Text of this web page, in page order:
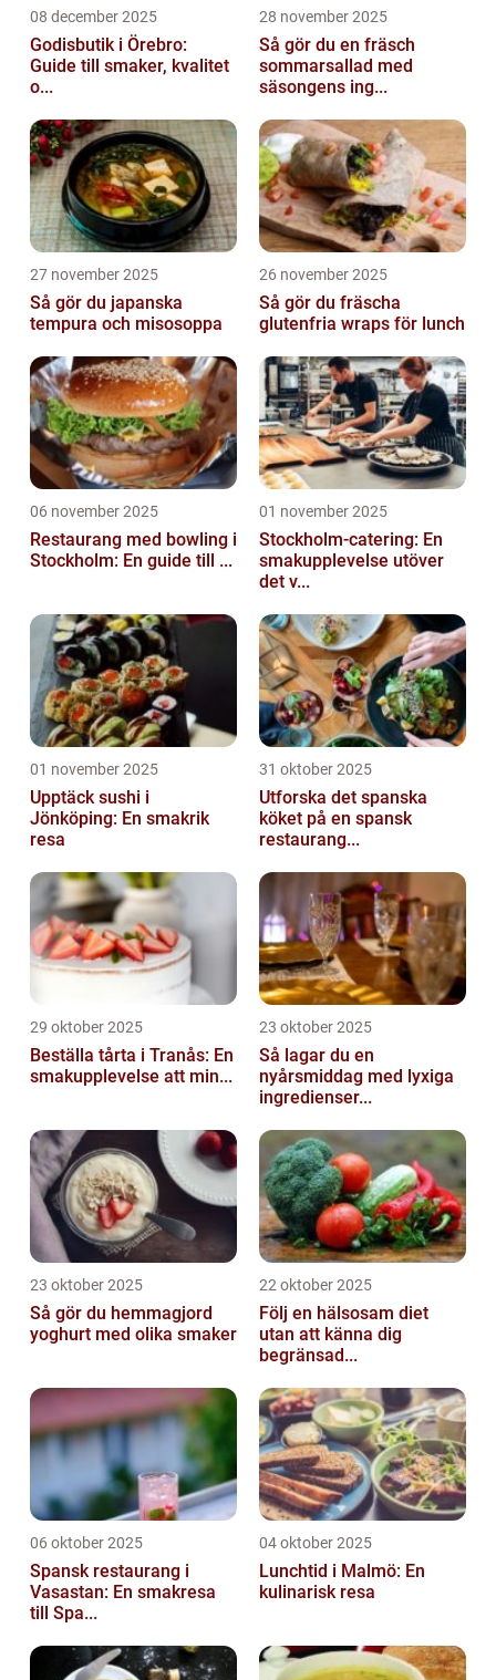
08 december 2025
Godisbutik i Örebro:
Guide till smaker, kvalitet
o...
28 november 2025
Så gör du en fräsch
sommarsallad med
säsongens ing...
27 november 2025
Så gör du japanska
tempura och misosoppa
26 november 2025
Så gör du fräscha
glutenfria wraps för lunch
06 november 2025
Restaurang med bowling i
Stockholm: En guide till ...
01 november 2025
Stockholm-catering: En
smakupplevelse utöver
det v...
01 november 2025
Upptäck sushi i
Jönköping: En smakrik
resa
31 oktober 2025
Utforska det spanska
köket på en spansk
restaurang...
29 oktober 2025
Beställa tårta i Tranås: En
smakupplevelse att min...
23 oktober 2025
Så lagar du en
nyårsmiddag med lyxiga
ingredienser...
23 oktober 2025
Så gör du hemmagjord
yoghurt med olika smaker
22 oktober 2025
Följ en hälsosam diet
utan att känna dig
begränsad...
06 oktober 2025
Spansk restaurang i
Vasastan: En smakresa
till Spa...
04 oktober 2025
Lunchtid i Malmö: En
kulinarisk resa